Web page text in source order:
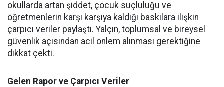
okullarda artan şiddet, çocuk suçluluğu ve
öğretmenlerin karşı karşıya kaldığı baskılara ilişkin
çarpıcı veriler paylaştı. Yalçın, toplumsal ve bireysel
güvenlik açısından acil önlem alınması gerektiğine
dikkat çekti.
Gelen Rapor ve Çarpıcı Veriler